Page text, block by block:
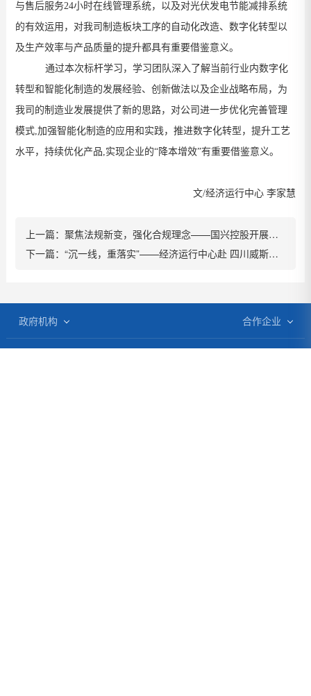
与售后服务24小时在线管理系统，以及对光伏发电节能减排系统
的有效运用，对我司制造板块工序的自动化改造、数字化转型以
及生产效率与产品质量的提升都具有重要借鉴意义。
通过本次标杆学习， 学习团队深入了解当前行业内数字化
转型和智能化制造的发展经验、创新做法以及企业战略布局，为
我司的制造业发展提供了新的思路，对公司进一步优化完善管理
模式,加强智能化制造的应用和实践，推进数字化转型，提升工艺
水平，持续优化产品,实现企业的“降本增效”有重要借鉴意义。
文/经济运行中心 李家慧
上一篇： 聚焦法规新变，强化合规理念——国兴控股开展新《公司法》与合规管理培训
下一篇： “沉一线，重落实”——经济运行中心赴 四川威斯卡特盐亭工厂调研
政府机构 合作企业